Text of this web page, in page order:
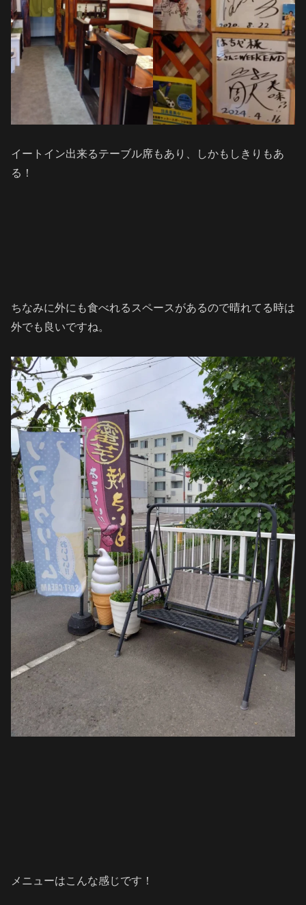
イートイン出来るテーブル席もあり、しかもしきりもあ
る！
ちなみに外にも食べれるスペースがあるので晴れてる時は
外でも良いですね。
メニューはこんな感じです！